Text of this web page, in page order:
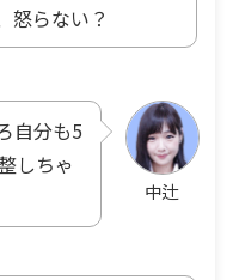
怒らない？
中辻
自分も5
しちゃ